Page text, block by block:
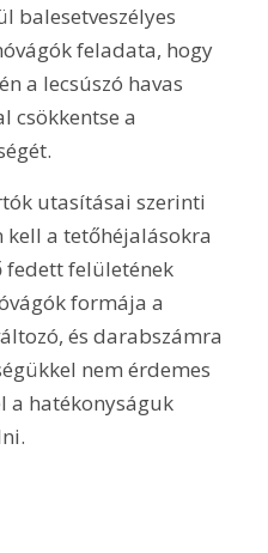
balesetveszélyes
feladata, hogy
a lecsúszó havas
csökkentse a
kell a tetőhéjalásokra
fedett felületének
formája a
és darabszámra
nem érdemes
a hatékonyságuk